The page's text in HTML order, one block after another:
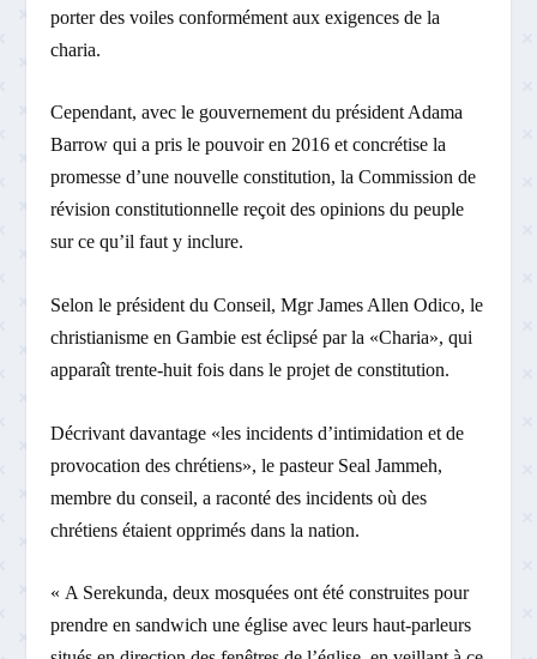
porter des voiles conformément aux exigences de la
charia.
Cependant, avec le gouvernement du président Adama
Barrow qui a pris le pouvoir en 2016 et concrétise la
promesse d’une nouvelle constitution, la Commission de
révision constitutionnelle reçoit des opinions du peuple
sur ce qu’il faut y inclure.
Selon le président du Conseil, Mgr James Allen Odico, le
christianisme en Gambie est éclipsé par la «Charia», qui
apparaît trente-huit fois dans le projet de constitution.
Décrivant davantage «les incidents d’intimidation et de
provocation des chrétiens», le pasteur Seal Jammeh,
membre du conseil, a raconté des incidents où des
chrétiens étaient opprimés dans la nation.
« A Serekunda, deux mosquées ont été construites pour
prendre en sandwich une église avec leurs haut-parleurs